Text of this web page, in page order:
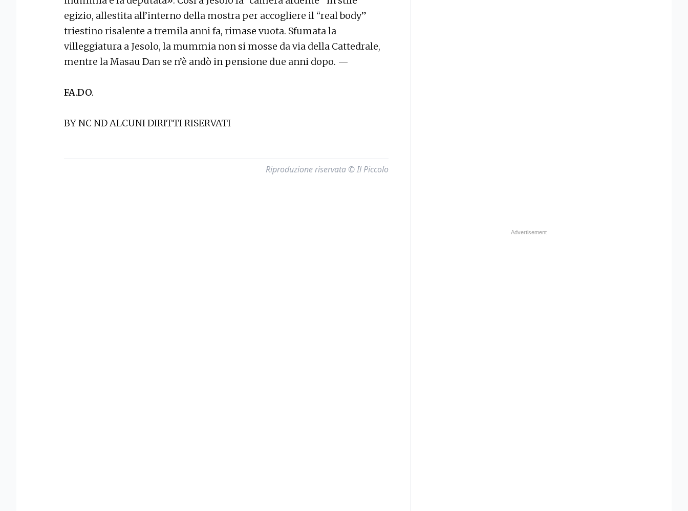
egizio, allestita all’interno della mostra per accogliere il “real body”
triestino risalente a tremila anni fa, rimase vuota. Sfumata la
villeggiatura a Jesolo, la mummia non si mosse da via della Cattedrale,
mentre la Masau Dan se n’è andò in pensione due anni dopo. —
FA.DO.
BY NC ND ALCUNI DIRITTI RISERVATI
Riproduzione riservata © Il Piccolo